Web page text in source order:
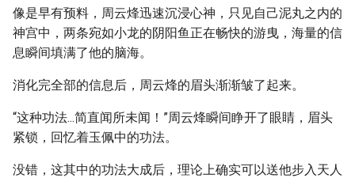
像是早有预料，周云烽迅速沉浸心神，只见自己泥丸之内的
神宫中，两条宛如小龙的阴阳鱼正在畅快的游曳，海量的信
息瞬间填满了他的脑海。
消化完全部的信息后，周云烽的眉头渐渐皱了起来。
“这种功法...简直闻所未闻！”周云烽瞬间睁开了眼睛，眉头
紧锁，回忆着玉佩中的功法。
没错，这其中的功法大成后，理论上确实可以送他步入天人